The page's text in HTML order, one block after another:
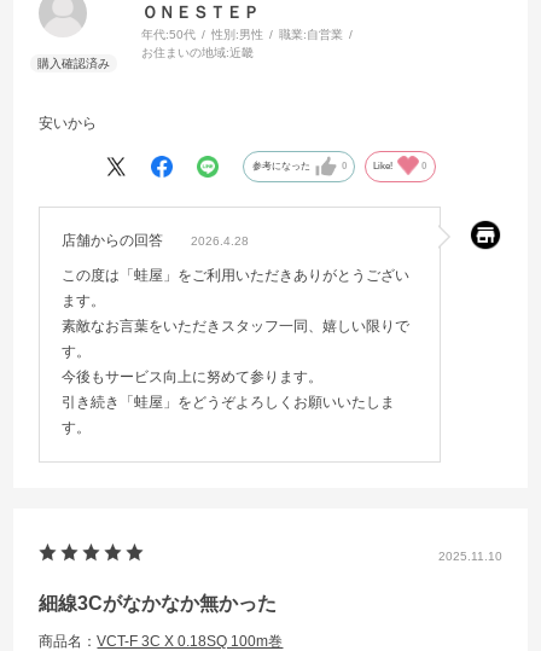
ＯＮＥＳＴＥＰ
年代:50代 性別:男性 職業:自営業
お住まいの地域:近畿
安いから
参考になった 0 Like! 0
店舗からの回答 2026.4.28
この度は「蛙屋」をご利用いただきありがとうござい
ます。
素敵なお言葉をいただきスタッフ一同、嬉しい限りで
す。
今後もサービス向上に努めて参ります。
引き続き「蛙屋」をどうぞよろしくお願いいたしま
す。
2025.11.10
細線3Cがなかなか無かった
商品名：VCT-F 3C X 0.18SQ 100m巻